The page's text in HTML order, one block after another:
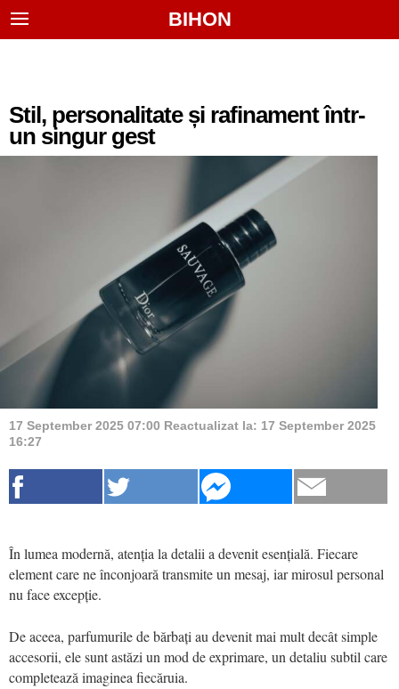
BIHON
Stil, personalitate și rafinament într-
un singur gest
17 September 2025 07:00 Reactualizat la: 17 September 2025
16:27
În lumea modernă, atenția la detalii a devenit esențială. Fiecare
element care ne înconjoară transmite un mesaj, iar mirosul personal
nu face excepție.
De aceea, parfumurile de bărbați au devenit mai mult decât simple
accesorii, ele sunt astăzi un mod de exprimare, un detaliu subtil care
completează imaginea fiecăruia.